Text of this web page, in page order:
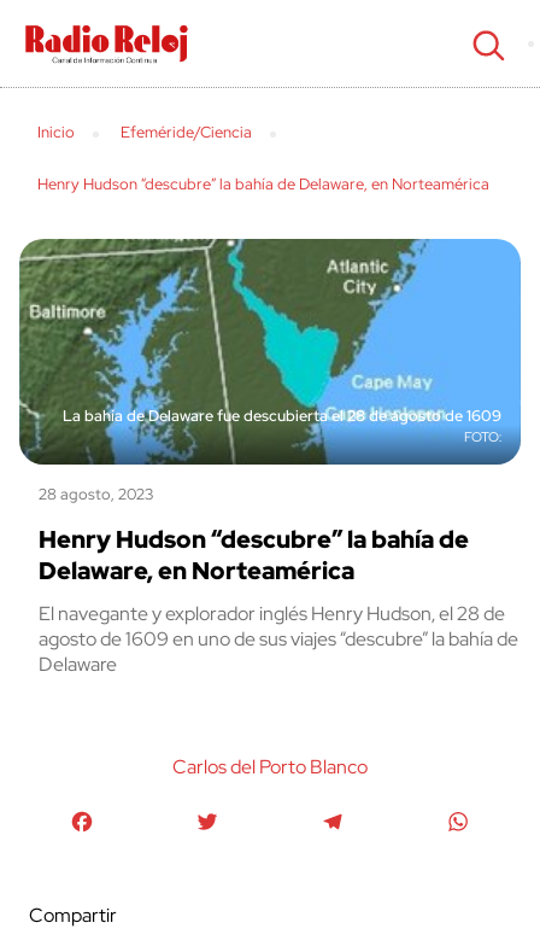
cerrar
Inicio Efeméride/Ciencia
Henry Hudson “descubre” la bahía de Delaware, en Norteamérica
La bahía de Delaware fue descubierta el 28 de agosto de 1609
28 agosto, 2023
Henry Hudson “descubre” la bahía de
Delaware, en Norteamérica
El navegante y explorador inglés Henry Hudson, el 28 de
agosto de 1609 en uno de sus viajes “descubre” la bahía de
Delaware
Carlos del Porto Blanco
Compartir